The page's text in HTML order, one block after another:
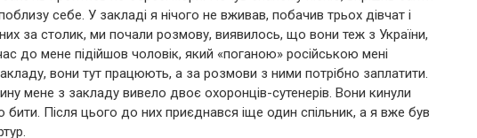
себе. У закладі я нічого не вживав, побачив трьох дівчат і
за столик, ми почали розмову, виявилось, що вони теж з України,
до мене підійшов чоловік, який «поганою» російською мені
вони тут працюють, а за розмови з ними потрібно заплатити.
мене з закладу вивело двоє охоронців-сутенерів. Вони кинули
Після цього до них приєднався іще один спільник, а я вже був